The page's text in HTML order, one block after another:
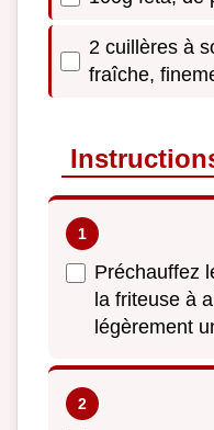
2 cuillères à
fraîche,
Préchauffez
la friteuse à
légèrement